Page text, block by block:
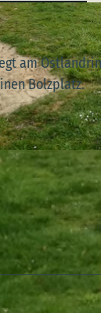
am
Bolzplatz.